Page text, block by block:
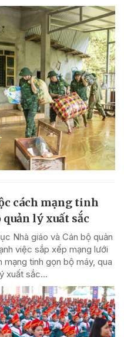
cách mạng tinh
quản lý xuất sắc
Nhà giáo và Cán bộ quản
việc sắp xếp mạng lưới
tinh gọn bộ máy, qua
xuất sắc...